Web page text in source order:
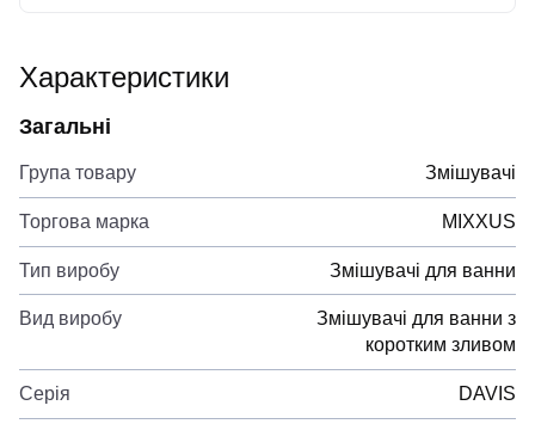
Характеристики
Загальні
Група товару Змішувачі
Торгова марка MIXXUS
Тип виробу Змішувачі для ванни
Вид виробу
Змішувачі для ванни з
коротким зливом
Серія DAVIS